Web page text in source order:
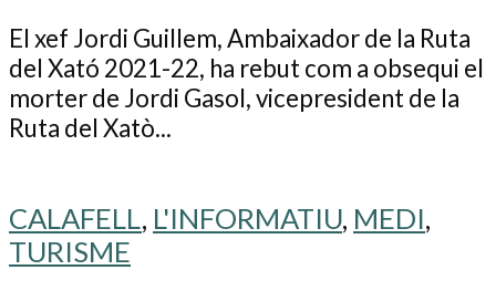
El xef Jordi Guillem, Ambaixador de la Ruta
del Xató 2021-22, ha rebut com a obsequi el
morter de Jordi Gasol, vicepresident de la
Ruta del Xatò...
CALAFELL , L'INFORMATIU, MEDI,
TURISME